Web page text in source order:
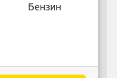
Бензин